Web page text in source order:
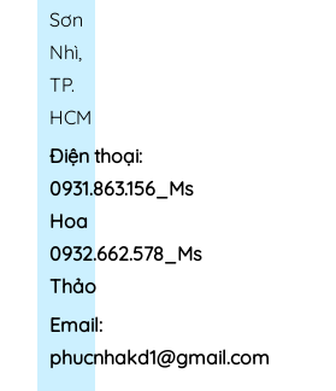
Sơn
Nhì,
TP.
HCM
Điện thoại:
0931.863.156_Ms
Hoa
0932.662.578_Ms
Thảo
Email:
phucnhakd1@gmail.com